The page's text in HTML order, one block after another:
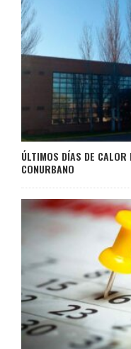
ÚLTIMOS DÍAS DE
CONURBANO